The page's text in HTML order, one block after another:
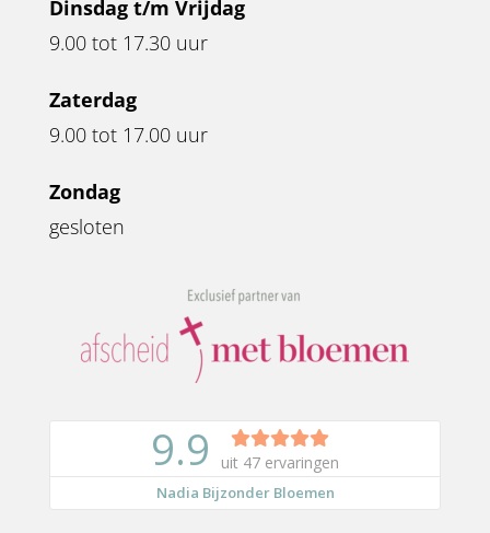
Dinsdag t/m Vrijdag
9.00 tot 17.30 uur
Zaterdag
9.00 tot 17.00 uur
Zondag
gesloten